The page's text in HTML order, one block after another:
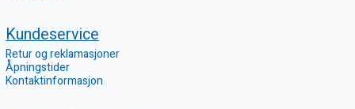
Kundeservice
Retur og reklamasjoner
Åpningstider
Kontaktinformasjon